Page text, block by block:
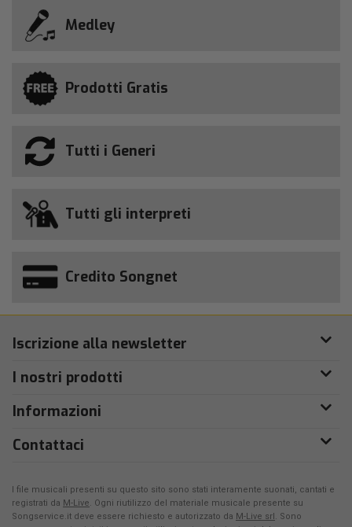
Medley
Prodotti Gratis
Tutti i Generi
Tutti gli interpreti
Credito Songnet
Iscrizione alla newsletter
I nostri prodotti
Informazioni
Contattaci
I file musicali presenti su questo sito sono stati interamente suonati, cantati e
registrati da M-Live. Ogni riutilizzo del materiale musicale presente su
Songservice.it deve essere richiesto e autorizzato da M-Live srl. Sono